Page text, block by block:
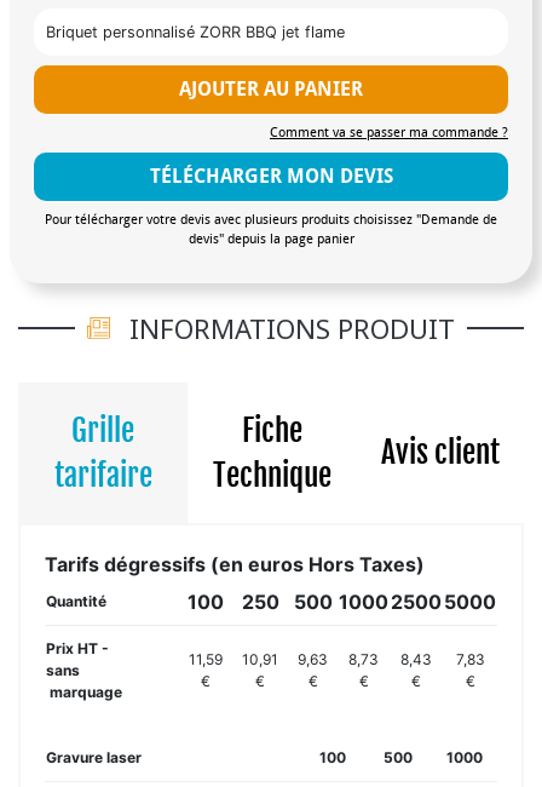
Briquet personnalisé ZORR BBQ jet flame
AJOUTER AU PANIER
Comment va se passer ma commande ?
TÉLÉCHARGER MON DEVIS
Pour télécharger votre devis avec plusieurs produits choisissez "Demande de
devis" depuis la page panier
INFORMATIONS PRODUIT
Grille
tarifaire
Fiche
Technique
Avis client
Tarifs dégressifs (en euros Hors Taxes)
Quantité 100 250 500 100025005000
Prix HT -
sans
marquage
11,59
€
10,91
€
9,63
€
8,73
€
8,43
€
7,83
€
Gravure laser 100 500 1000